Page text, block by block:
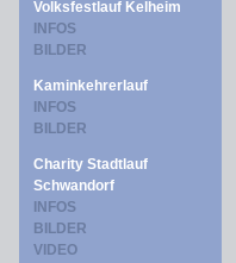
Volksfestlauf Kelheim
INFOS
BILDER
Kaminkehrerlauf
INFOS
BILDER
Charity Stadtlauf
Schwandorf
INFOS
BILDER
VIDEO